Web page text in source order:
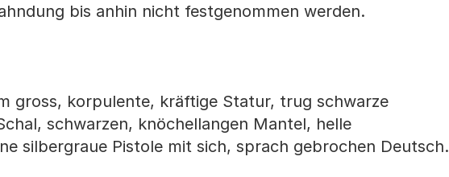
bis anhin nicht festgenommen werden.
gross, korpulente, kräftige Statur, trug schwarze
schwarzen, knöchellangen Mantel, helle
silbergraue Pistole mit sich, sprach gebrochen Deutsch.